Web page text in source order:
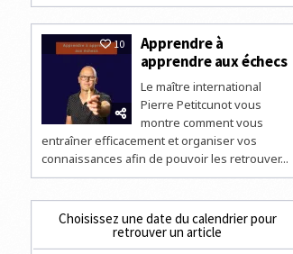
10
Apprendre à
apprendre aux échecs
Le maître international
Pierre Petitcunot vous
montre comment vous
entraîner efficacement et organiser vos
connaissances afin de pouvoir les retrouver...
Choisissez une date du calendrier pour
retrouver un article